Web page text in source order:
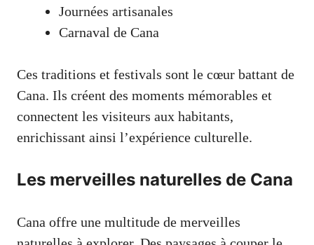
Journées artisanales
Carnaval de Cana
Ces traditions et festivals sont le cœur battant de
Cana. Ils créent des moments mémorables et
connectent les visiteurs aux habitants,
enrichissant ainsi l’expérience culturelle.
Les merveilles naturelles de Cana
Cana offre une multitude de merveilles